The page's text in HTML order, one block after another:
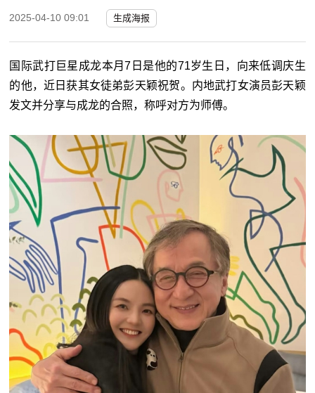
2025-04-10 09:01 生成海报
国际武打巨星成龙本月7日是他的71岁生日，向来低调庆生
的他，近日获其女徒弟彭天颖祝贺。内地武打女演员彭天颖
发文并分享与成龙的合照，称呼对方为师傅。